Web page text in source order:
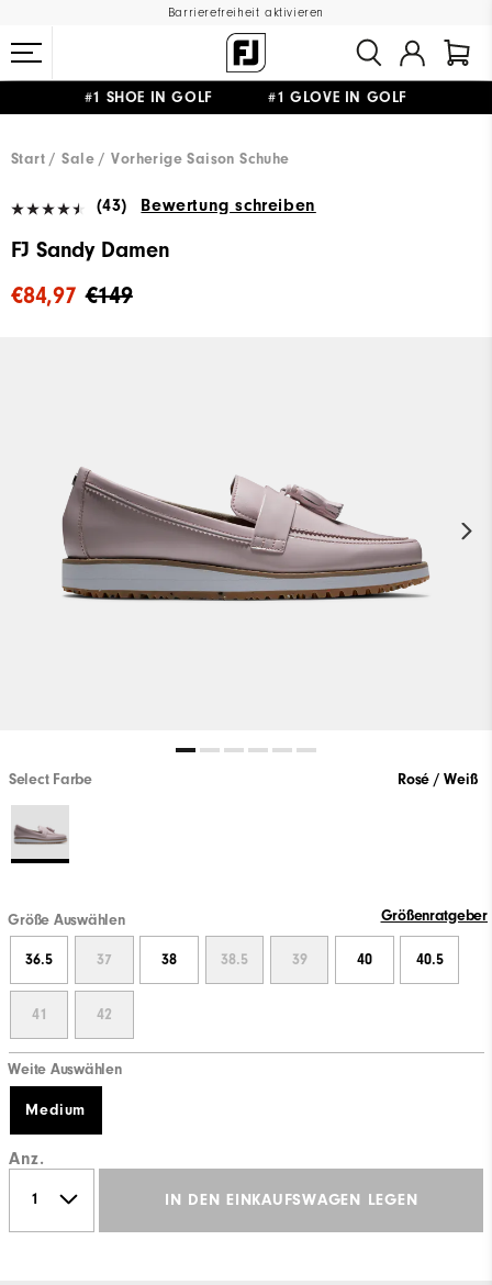
Barrierefreiheit aktivieren
#1 SHOE IN GOLF #1 GLOVE IN GOLF
Start
Sale Vorherige Saison Schuhe
(43) Bewertung schreiben
FJ Sandy Damen
€149
€84,97
Select Farbe Rosé / Weiß
Größe Auswählen Größenratgeber
36.5 37 38 38.5 39 40 40.5
41 42
Weite Auswählen
Medium
Anz.
IN DEN EINKAUFSWAGEN LEGEN